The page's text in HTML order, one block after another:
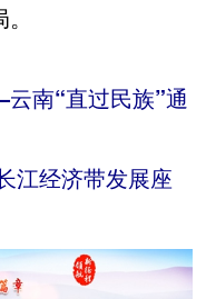
南“直过民族”通
经济带发展座